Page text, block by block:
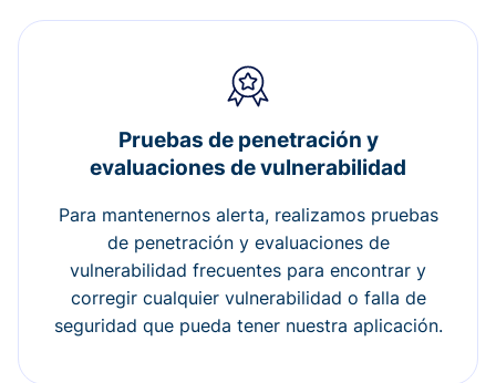
Pruebas de penetración y
evaluaciones de vulnerabilidad
Para mantenernos alerta, realizamos pruebas
de penetración y evaluaciones de
vulnerabilidad frecuentes para encontrar y
corregir cualquier vulnerabilidad o falla de
seguridad que pueda tener nuestra aplicación.